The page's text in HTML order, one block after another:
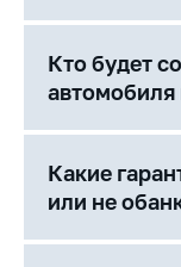
Кто будет
Какие
или не